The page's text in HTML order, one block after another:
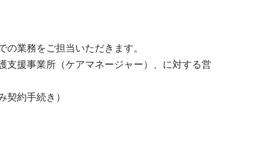
業務をご担当いただきます。
支援事業所（ケアマネージャー）、に対する営
約手続き）